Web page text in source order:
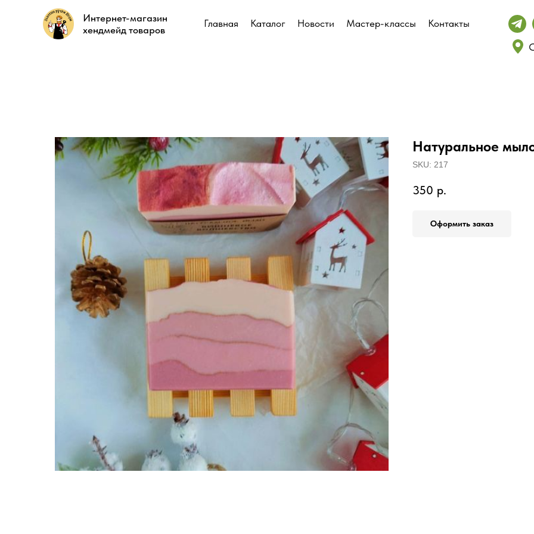
Интернет-магазин
хендмейд товаров
Главная Каталог Новости Мастер-классы Контакты
Интернет-магазин
хендмейд товаров
Главная Каталог Новости Мастер-классы Контакты
Натуральное
SKU: 217
350 р.
Оформить заказ